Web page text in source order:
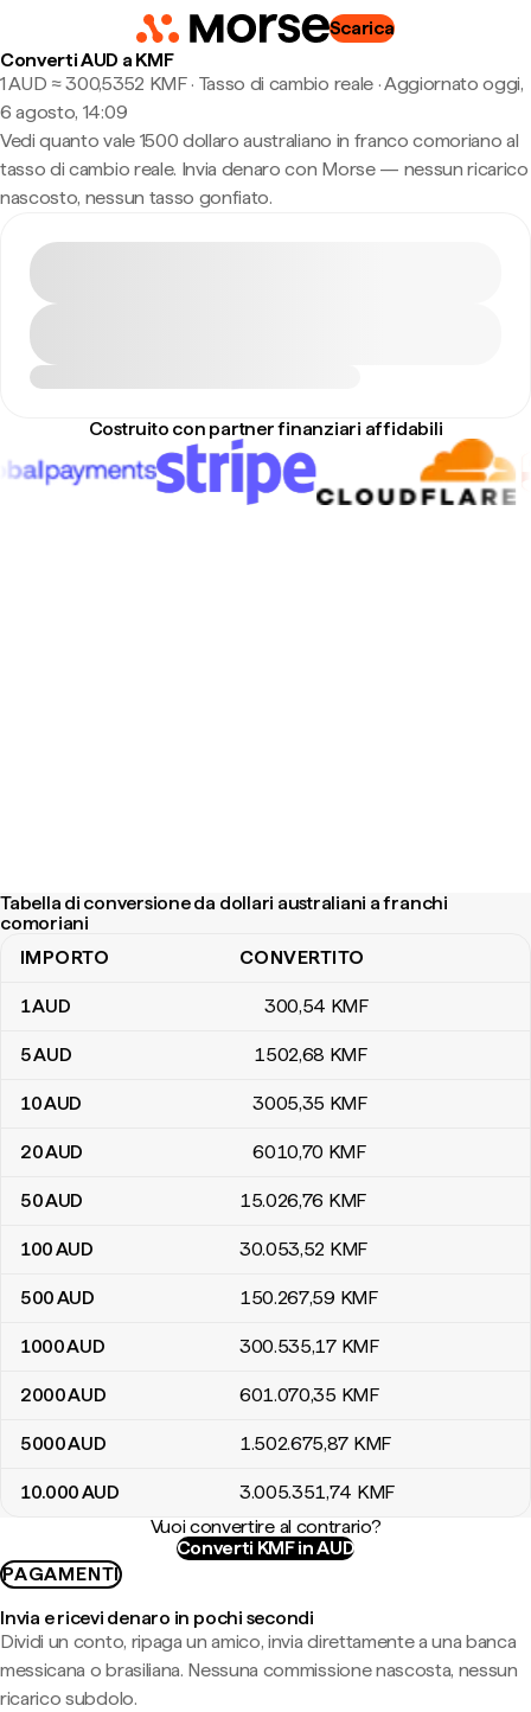
Scarica
Converti AUD a KMF
1 AUD ≈ 300,5352 KMF · Tasso di cambio reale·Aggiornato oggi,
6 agosto, 14:09
Vedi quanto vale 1500 dollaro australiano in franco comoriano al
tasso di cambio reale. Invia denaro con Morse — nessun ricarico
nascosto, nessun tasso gonfiato.
Costruito con partner finanziari affidabili
Tabella di conversione da dollari australiani a franchi
comoriani
Tabella di conversione da dollari australiani a franchi comoriani
IMPORTO CONVERTITO
1AUD 300,54 KMF
5AUD 1502,68 KMF
10AUD 3005,35 KMF
20AUD 6010,70 KMF
50AUD 15.026,76 KMF
100AUD 30.053,52 KMF
500AUD 150.267,59 KMF
1000AUD 300.535,17 KMF
2000AUD 601.070,35 KMF
5000AUD 1.502.675,87 KMF
10.000AUD 3.005.351,74 KMF
Vuoi convertire al contrario?
Converti KMF in AUD
PAGAMENTI
Invia e ricevi denaro in pochi secondi
Dividi un conto, ripaga un amico, invia direttamente a una banca
messicana o brasiliana. Nessuna commissione nascosta, nessun
ricarico subdolo.